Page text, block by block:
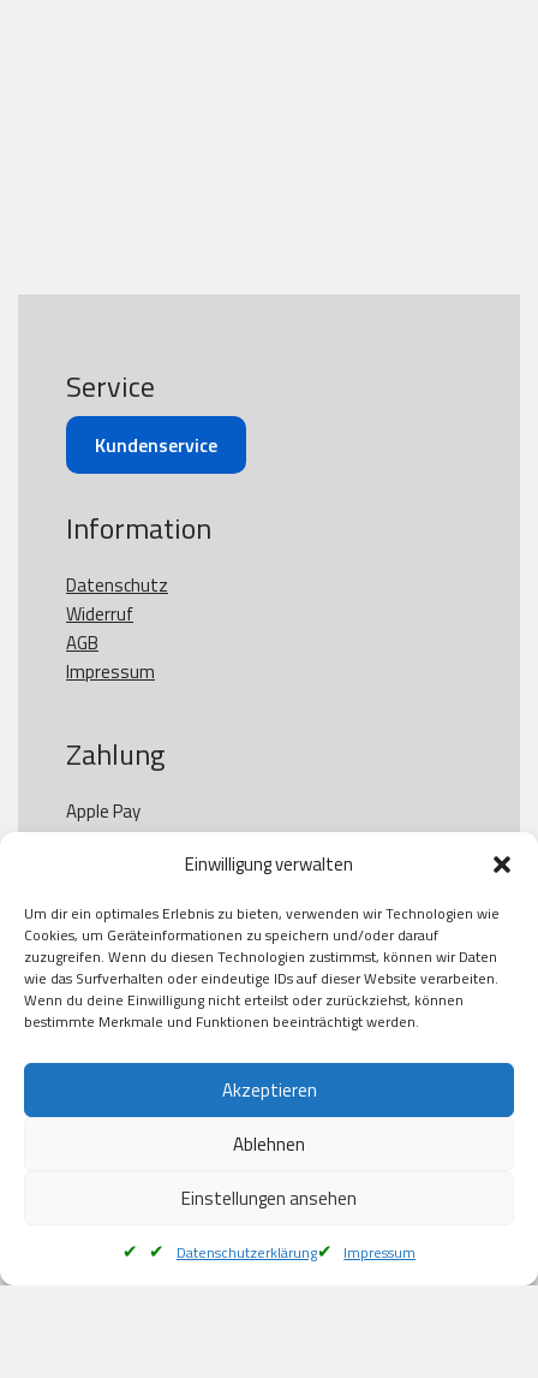
Einwilligung verwalten
Um dir ein optimales Erlebnis zu bieten, verwenden wir Technologien wie
Cookies, um Geräteinformationen zu speichern und/oder darauf
zuzugreifen. Wenn du diesen Technologien zustimmst, können wir Daten
wie das Surfverhalten oder eindeutige IDs auf dieser Website verarbeiten.
Wenn du deine Einwilligung nicht erteilst oder zurückziehst, können
bestimmte Merkmale und Funktionen beeinträchtigt werden.
Akzeptieren
Ablehnen
Einstellungen ansehen
Datenschutzerklärung Impressum
Service
Kundenservice
Information
Datenschutz
Widerruf
AGB
Impressum
Zahlung
Apple Pay
Paypal
Kauf auf Rechung
Klarna
American Express